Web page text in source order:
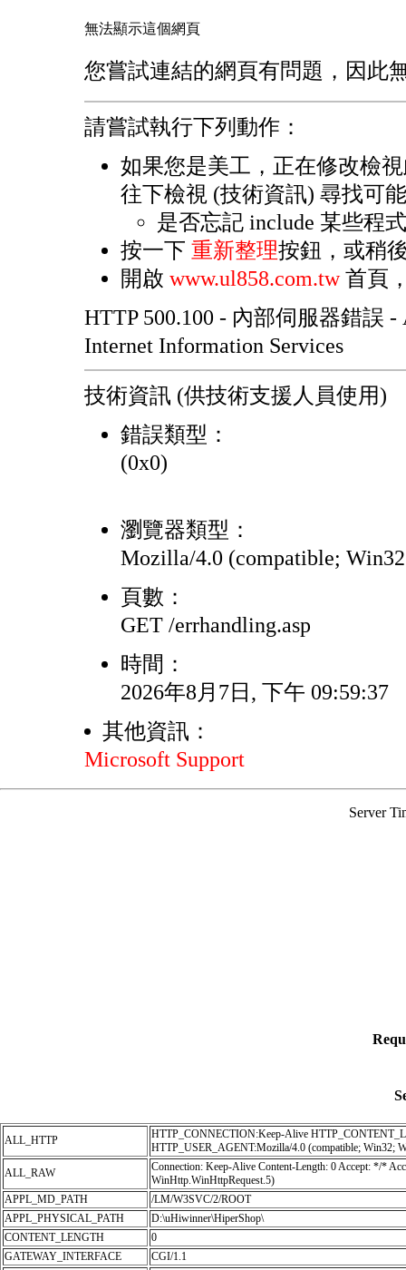
無法顯示這個網頁
您嘗試連結的網頁有問題，因此
請嘗試執行下列動作：
如果您是美工，正在修改檢
往下檢視 (技術資訊) 尋找可
是否忘記 include 某些程
按一下 重新整理按鈕，或稍
開啟 www.ul858.com.tw首頁
HTTP 500.100 - 內部伺服器錯誤 -
Internet Information Services
技術資訊 (供技術支援人員使用)
錯誤類型：
(0x0)
瀏覽器類型：
Mozilla/4.0 (compatible;
頁數：
GET /errhandling.asp
時間：
2026年8月7日, 下午 09:59:37
其他資訊：
Microsoft Support
Server
ALL_HTTP
HTTP_CONNECTION:Keep-Alive
HTTP_USER_AGENT:Mozilla/4.0 (compatible; Win32;
ALL_RAW
Connection: Keep-Alive Content-Length: 0 Accept: */*
WinHttp.WinHttpRequest.5)
APPL_MD_PATH
/LM/W3SVC/2/ROOT
APPL_PHYSICAL_PATH
D:\uHiwinner\HiperShop\
CONTENT_LENGTH
0
GATEWAY_INTERFACE
CGI/1.1